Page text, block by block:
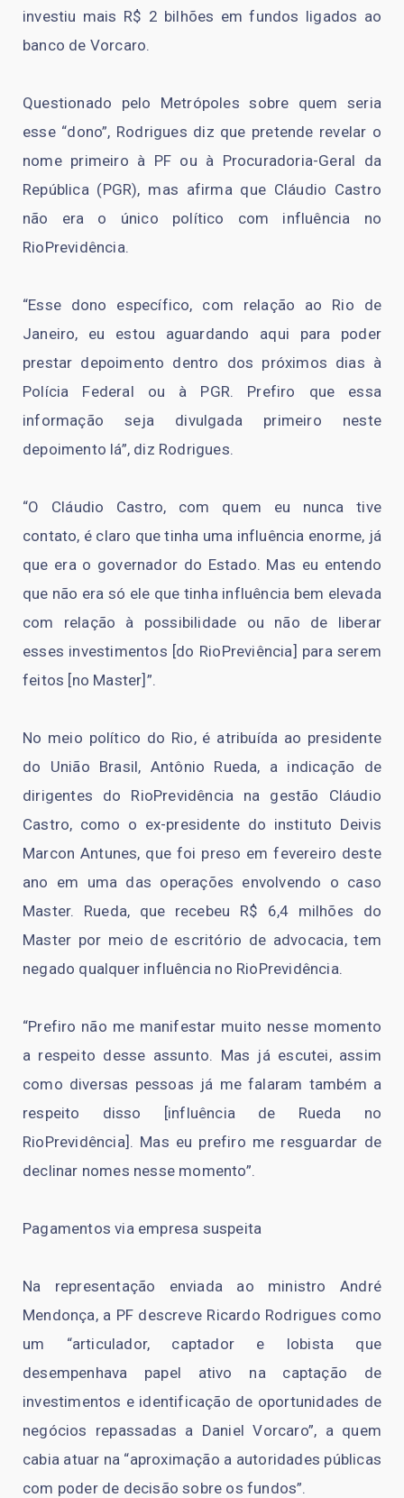
investiu mais R$ 2 bilhões em fundos ligados ao
banco de Vorcaro.
Questionado pelo Metrópoles sobre quem seria
esse “dono”, Rodrigues diz que pretende revelar o
nome primeiro à PF ou à Procuradoria-Geral da
República (PGR), mas afirma que Cláudio Castro
não era o único político com influência no
RioPrevidência.
“Esse dono específico, com relação ao Rio de
Janeiro, eu estou aguardando aqui para poder
prestar depoimento dentro dos próximos dias à
Polícia Federal ou à PGR. Prefiro que essa
informação seja divulgada primeiro neste
depoimento lá”, diz Rodrigues.
“O Cláudio Castro, com quem eu nunca tive
contato, é claro que tinha uma influência enorme, já
que era o governador do Estado. Mas eu entendo
que não era só ele que tinha influência bem elevada
com relação à possibilidade ou não de liberar
esses investimentos [do RioPreviência] para serem
feitos [no Master]”.
No meio político do Rio, é atribuída ao presidente
do União Brasil, Antônio Rueda, a indicação de
dirigentes do RioPrevidência na gestão Cláudio
Castro, como o ex-presidente do instituto Deivis
Marcon Antunes, que foi preso em fevereiro deste
ano em uma das operações envolvendo o caso
Master. Rueda, que recebeu R$ 6,4 milhões do
Master por meio de escritório de advocacia, tem
negado qualquer influência no RioPrevidência.
“Prefiro não me manifestar muito nesse momento
a respeito desse assunto. Mas já escutei, assim
como diversas pessoas já me falaram também a
respeito disso [influência de Rueda no
RioPrevidência]. Mas eu prefiro me resguardar de
declinar nomes nesse momento”.
Pagamentos via empresa suspeita
Na representação enviada ao ministro André
Mendonça, a PF descreve Ricardo Rodrigues como
um “articulador, captador e lobista que
desempenhava papel ativo na captação de
investimentos e identificação de oportunidades de
negócios repassadas a Daniel Vorcaro”, a quem
cabia atuar na “aproximação a autoridades públicas
com poder de decisão sobre os fundos”.